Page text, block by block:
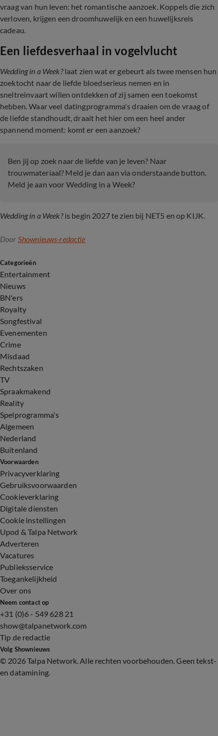
vraag van hun leven: het romantische aanzoek. Koppels die zich
verloven, krijgen een droomhuwelijk en een huwelijksreis
cadeau.
Een liefdesverhaal in vogelvlucht
Wedding in a Week?laat zien wat er gebeurt als twee mensen hun
zoektocht naar de liefde bloedserieus nemen en in
sneltreinvaart willen ontdekken of zij samen een toekomst
hebben. Waar veel datingprogramma's draaien om de vraag of
de liefde standhoudt, draait het hier om een heel ander
spannend moment: komt er een aanzoek?
Ben jij op zoek naar de liefde van je leven? Naar
trouwmateriaal? Meld je dan aan via onderstaande button.
Meld je aan voor Wedding in a Week?
Wedding in a Week?is begin 2027 te zien bij NET5 en op KIJK.
Door Shownieuws-redactie
Categorieën
Entertainment
Nieuws
BN'ers
Royalty
Songfestival
Evenementen
Crime
Misdaad
Rechtszaken
TV
Spraakmakend
Reality
Spelprogramma's
Algemeen
Nederland
Buitenland
Voorwaarden
Privacyverklaring
Gebruiksvoorwaarden
Cookieverklaring
Digitale diensten
Cookie instellingen
Upod & Talpa Network
Adverteren
Vacatures
Publieksservice
Toegankelijkheid
Over ons
Neem contact op
+31 (0)6 - 549 628 21
show@talpanetwork.com
Tip de redactie
Volg Shownieuws
© 2026 Talpa Network. Alle rechten voorbehouden. Geen tekst-
en datamining.